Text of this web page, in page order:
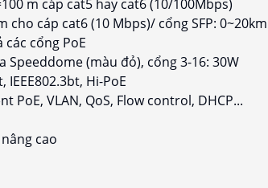
m cáp cat5 hay cat6 (10/100Mbps)
cáp cat6 (10 Mbps)/ cổng SFP: 0~20km
cổng PoE
Speeddome (màu đỏ), cổng 3-16: 30W
IEEE802.3bt, Hi-PoE
PoE, VLAN, QoS, Flow control, DHCP...
cao